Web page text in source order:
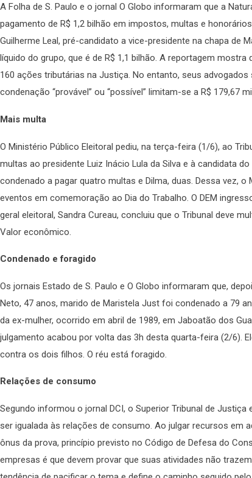
A Folha de S. Paulo e o jornal O Globo informaram que a
pagamento de R$ 1,2 bilhão em impostos, multas e
Guilherme Leal, pré-candidato a vice-presidente na chapa de
líquido do grupo, que é de R$ 1,1 bilhão. A reportagem
160 ações tributárias na Justiça. No entanto, seus
condenação “provável” ou “possível” limitam-se a R$ 179,67
Mais multa
O Ministério Público Eleitoral pediu, na terça-feira (1/6), ao
multas ao presidente Luiz Inácio Lula da Silva e à candidata
condenado a pagar quatro multas e Dilma, duas. Dessa vez,
eventos em comemoração ao Dia do Trabalho. O DEM
geral eleitoral, Sandra Cureau, concluiu que o Tribunal deve
Valor econômico.
Condenado e foragido
Os jornais Estado de S. Paulo e O Globo informaram que,
Neto, 47 anos, marido de Maristela Just foi condenado a 79
da ex-mulher, ocorrido em abril de 1989, em Jaboatão dos
julgamento acabou por volta das 3h desta quarta-feira (2/6).
contra os dois filhos. O réu está foragido.
Relações de consumo
Segundo informou o jornal DCI, o Superior Tribunal de
ser igualada às relações de consumo. Ao julgar recursos em
ônus da prova, princípio previsto no Código de Defesa do
empresas é que devem provar que suas atividades não